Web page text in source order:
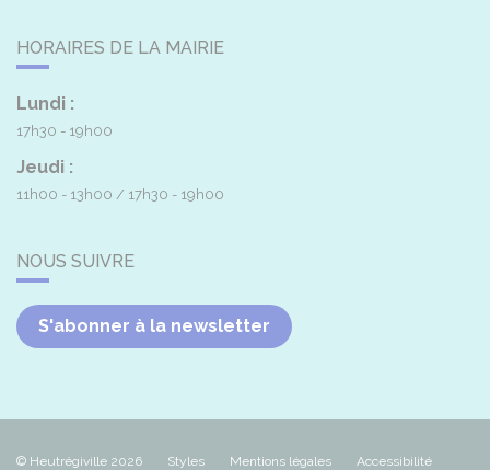
HORAIRES DE LA MAIRIE
Lundi :
17h30 - 19h00
Jeudi :
11h00 - 13h00 17h30 - 19h00
NOUS SUIVRE
S'abonner à la newsletter
© Heutrégiville 2026 Styles Mentions légales Accessibilité